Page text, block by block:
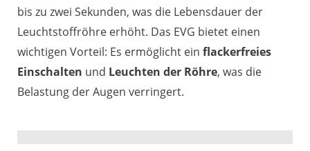
bis zu zwei Sekunden, was die Lebensdauer der
Leuchtstoffröhre erhöht. Das EVG bietet einen
wichtigen Vorteil: Es ermöglicht ein flackerfreies
Einschalten und Leuchten der Röhre, was die
Belastung der Augen verringert.